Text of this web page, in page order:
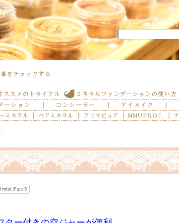
フリーワードで検索